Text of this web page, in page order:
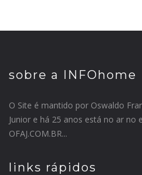
sobre a INFOhome
O Site é mantido por Oswaldo
Junior e há 25 anos está no ar no
OFAJ.COM.BR...
links rápidos